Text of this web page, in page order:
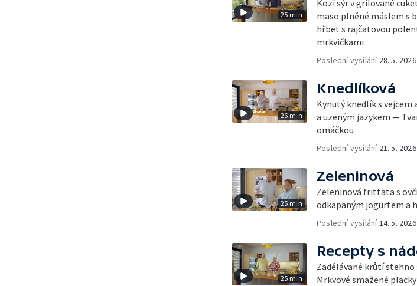
25 min
Kozí sýr v grilované
maso plněné máslem s
hřbet s rajčatovou
mrkvičkami
Poslední vysílání 28. 5. 2026
26 min
Knedlíková
Kynutý knedlík s vejcem
a uzeným jazykem —
omáčkou
Poslední vysílání 21. 5. 2026
25 min
Zeleninová
Zeleninová frittata s
odkapaným jogurtem a
Poslední vysílání14. 5. 2026
25 min
Recepty s
Zadělávané krůtí
Mrkvové smažené